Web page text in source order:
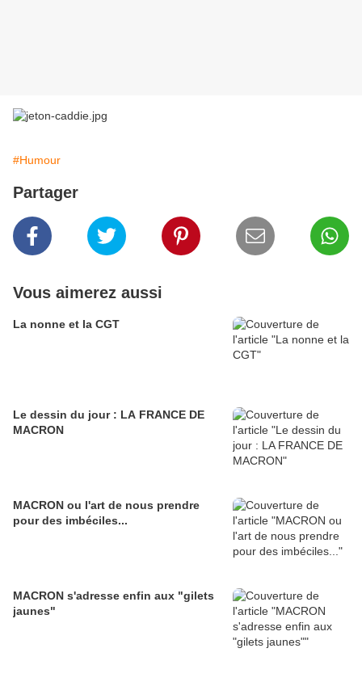
#Humour
Partager
Vous aimerez aussi
La nonne et la CGT
Le dessin du jour : LA FRANCE DE
MACRON
MACRON ou l'art de nous prendre
pour des imbéciles...
MACRON s'adresse enfin aux "gilets
jaunes"